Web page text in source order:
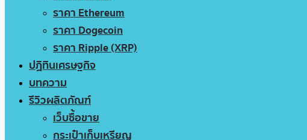
ราคา Ethereum
ราคา Dogecoin
ราคา Ripple (XRP)
ปฏิทินเศรษฐกิจ
บทความ
รีวิวผลิตภัณฑ์
เว็บซื้อขาย
กระเป๋าเก็บเหรียญ